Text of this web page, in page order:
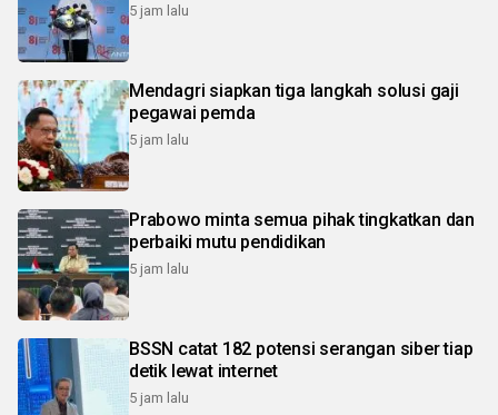
5 jam lalu
Mendagri siapkan tiga langkah solusi gaji
pegawai pemda
5 jam lalu
Prabowo minta semua pihak tingkatkan dan
perbaiki mutu pendidikan
5 jam lalu
BSSN catat 182 potensi serangan siber tiap
detik lewat internet
5 jam lalu